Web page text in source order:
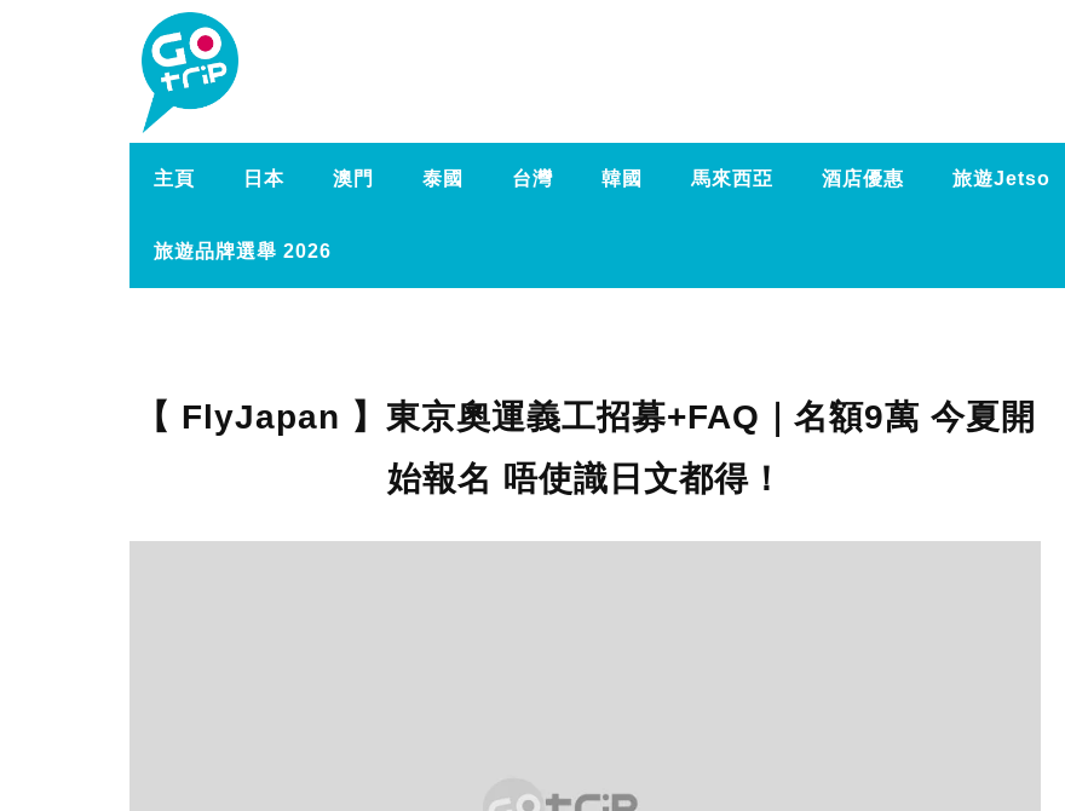
主頁 日本 澳門 泰國 台灣 韓國 馬來西亞 酒店優惠 旅遊Jetso
旅遊品牌選舉 2026
【 FlyJapan 】東京奧運義工招募+FAQ｜名額9萬 今夏開
始報名 唔使識日文都得！